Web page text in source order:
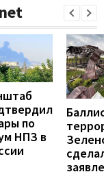
по
НПЗ в